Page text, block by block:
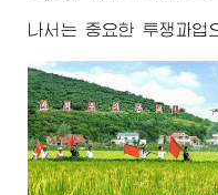
나서는 중요한 투쟁과업